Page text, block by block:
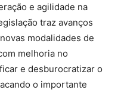
e agilidade na
traz avanços
modalidades de
melhoria no
e desburocratizar o
o importante